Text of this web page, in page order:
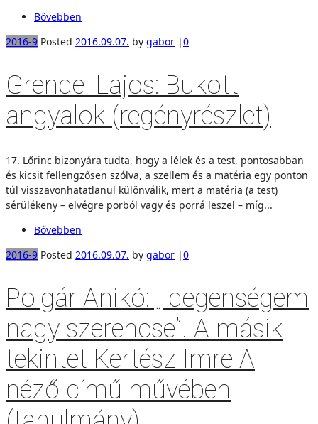
Bővebben
2016-9 Posted 2016.09.07. by gabor |0
Grendel Lajos: Bukott
angyalok (regényrészlet)
17. Lőrinc bizonyára tudta, hogy a lélek és a test, pontosabban
és kicsit fellengzősen szólva, a szellem és a matéria egy ponton
túl visszavonhatatlanul különválik, mert a matéria (a test)
sérülékeny – elvégre porból vagy és porrá leszel – míg...
Bővebben
2016-9 Posted 2016.09.07. by gabor |0
Polgár Anikó: „Idegenségem
nagy szerencse”. A másik
tekintet Kertész Imre A
néző című művében